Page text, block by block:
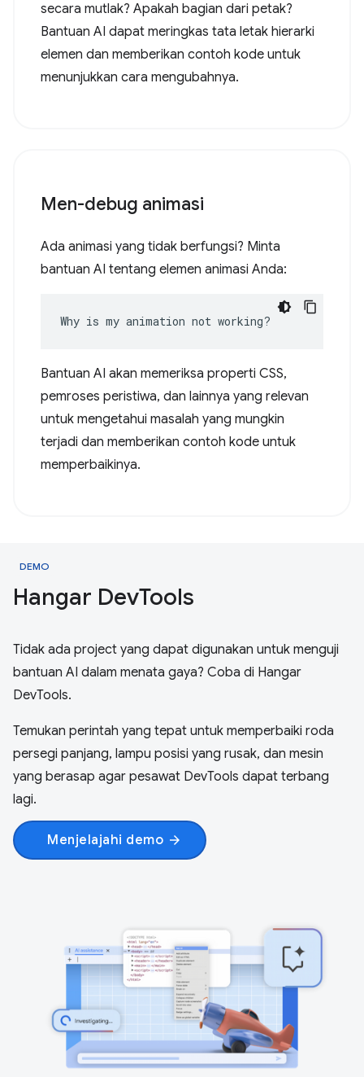
secara mutlak? Apakah bagian dari petak?
Bantuan AI dapat meringkas tata letak hierarki
elemen dan memberikan contoh kode untuk
menunjukkan cara mengubahnya.
Men-debug animasi
Ada animasi yang tidak berfungsi? Minta
bantuan AI tentang elemen animasi Anda:
Why is my animation not working?
Bantuan AI akan memeriksa properti CSS,
pemroses peristiwa, dan lainnya yang relevan
untuk mengetahui masalah yang mungkin
terjadi dan memberikan contoh kode untuk
memperbaikinya.
DEMO
Hangar DevTools
Tidak ada project yang dapat digunakan untuk menguji
bantuan AI dalam menata gaya? Coba di Hangar
DevTools.
Temukan perintah yang tepat untuk memperbaiki roda
persegi panjang, lampu posisi yang rusak, dan mesin
yang berasap agar pesawat DevTools dapat terbang
lagi.
Menjelajahi demo arrow_forward